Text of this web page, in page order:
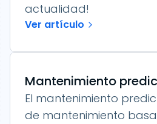
actualidad!
Ver artículo
Mantenimiento
El mantenimiento
de mantenimiento